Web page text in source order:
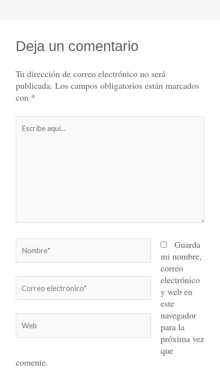
Deja un comentario
Tu dirección de correo electrónico no será
publicada. Los campos obligatorios están marcados
con *
aquí...
electrónico*
Guarda
mi nombre,
correo
electrónico
y web en
este
navegador
para la
próxima vez
que
comente.